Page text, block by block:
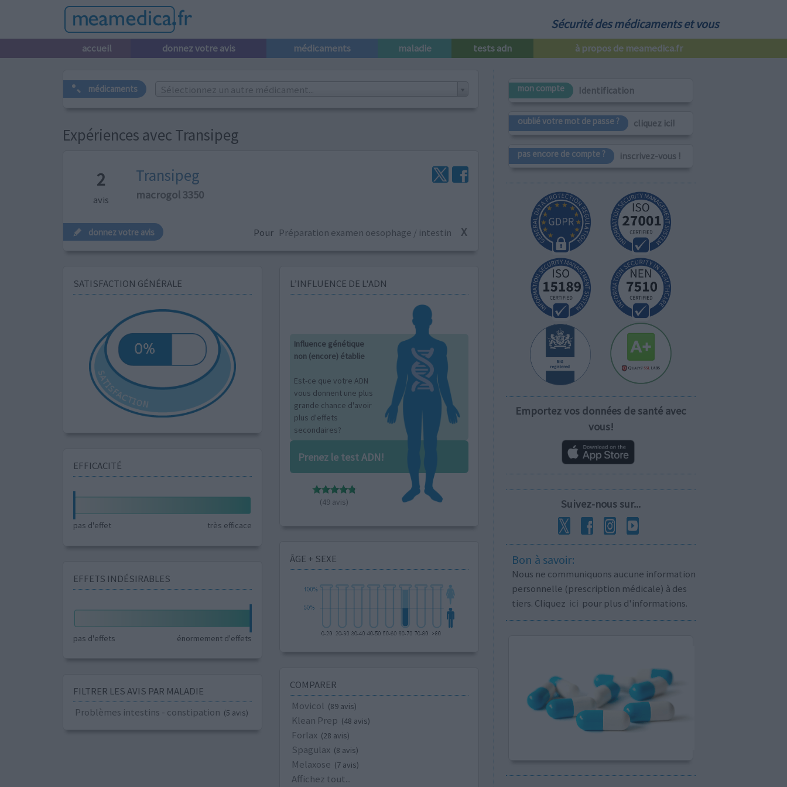
Sécurité des médicaments et vous
accueil donnez votre avis médicaments maladie tests adn à propos de meamedica.fr
médicaments Sélectionnez un autre médicament...
Expériences avec Transipeg
2
avis
Transipeg
macrogol 3350
donnez votre avis Pour Préparation examen oesophage / intestin X
SATISFACTION GÉNÉRALE
EFFICACITÉ
pas d'effet très efficace
EFFETS INDÉSIRABLES
pas d'effets énormement d'effets
FILTRER LES AVIS PAR MALADIE
Problèmes intestins - constipation (5 avis)
L’INFLUENCE DE L'ADN
Influence génétique
non (encore) établie
Est-ce que votre ADN
vous donnent une plus
grande chance d'avoir
plus d'effets
secondaires?
Prenez le test ADN!
(49 avis)
ÂGE + SEXE
COMPARER
Movicol (89 avis)
Klean Prep (48 avis)
Forlax (28 avis)
Spagulax (8 avis)
Melaxose (7 avis)
Affichez tout...
mon compte Identification
oublié votre mot de passe ? cliquez ici!
pas encore de compte ? inscrivez-vous !
Emportez vos données de santé avec
vous!
Suivez-nous sur...
Bon à savoir:
Nous ne communiquons aucune information
personnelle (prescription médicale) à des
tiers. Cliquez ici pour plus d'informations.